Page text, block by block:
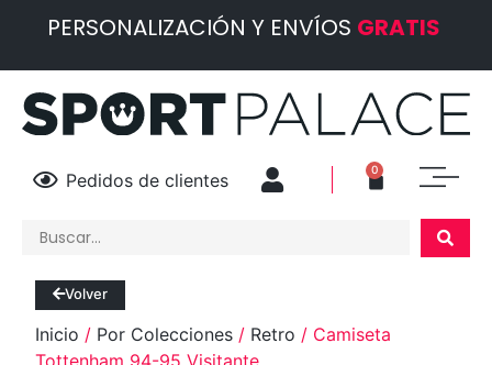
PERSONALIZACIÓN Y ENVÍOS GRATIS
Pedidos de clientes 0
Volver
Inicio / Por Colecciones / Retro / Camiseta
Tottenham 94-95 Visitante